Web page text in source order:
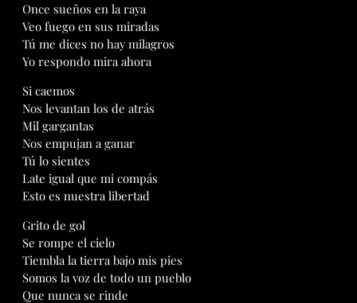
Once sueños en la raya
Veo fuego en sus miradas
Tú me dices no hay milagros
Yo respondo mira ahora
Si caemos
Nos levantan los de atrás
Mil gargantas
Nos empujan a ganar
Tú lo sientes
Late igual que mi compás
Esto es nuestra libertad
Grito de gol
Se rompe el cielo
Tiembla la tierra bajo mis pies
Somos la voz de todo un pueblo
Que nunca se rinde